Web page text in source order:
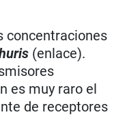
concentraciones
(enlace).
es muy raro el
de receptores